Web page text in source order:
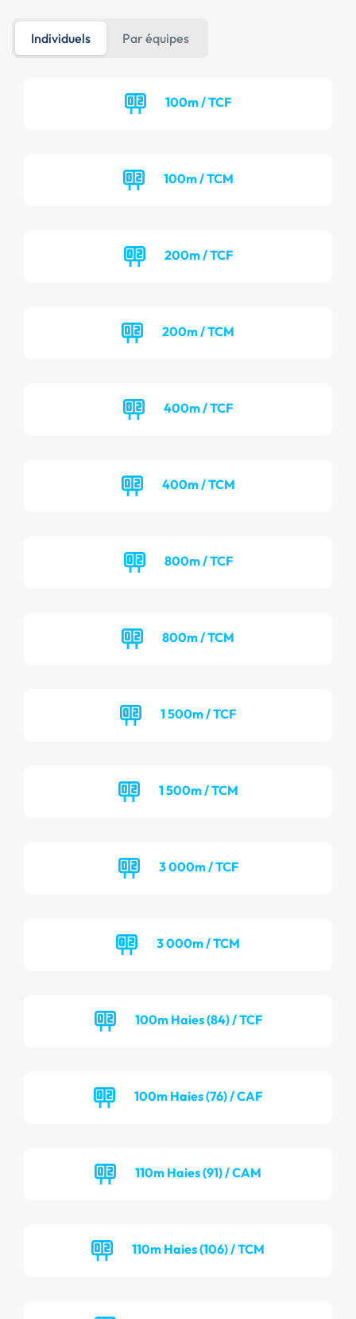
Individuels Par équipes
100m / TCF
100m / TCM
200m / TCF
200m / TCM
400m / TCF
400m / TCM
800m / TCF
800m / TCM
1 500m / TCF
1 500m / TCM
3 000m / TCF
3 000m / TCM
100m Haies (84) / TCF
100m Haies (76) / CAF
110m Haies (91) / CAM
110m Haies (106) / TCM